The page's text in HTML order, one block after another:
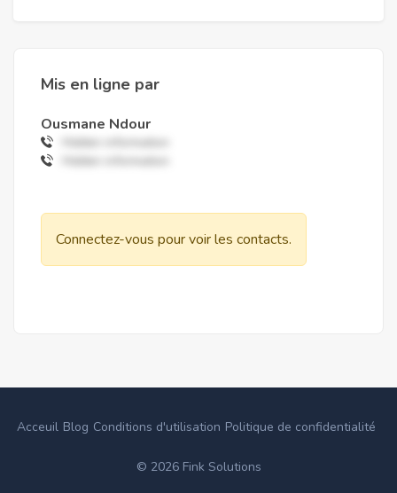
Mis en ligne par
Ousmane Ndour
Hidden information
Hidden information
Connectez-vous pour voir les contacts.
Acceuil Blog Conditions d'utilisation Politique de confidentialité
© 2026 Fink Solutions